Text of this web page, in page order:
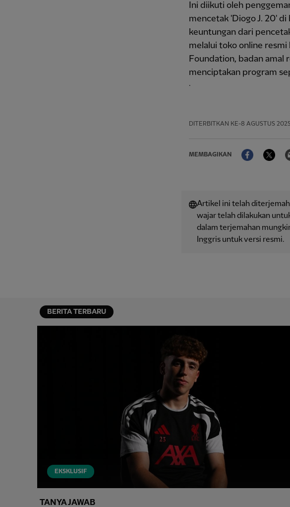
Ini diikuti oleh
mencetak 'Diogo J. 20' di
keuntungan dari
melalui toko online resmi
Foundation, badan amal
menciptakan program
.
DITERBITKAN KE-8 AGUSTUS 2025
MEMBAGIKAN
Facebook
Artikel ini telah
wajar telah dilakukan
dalam terjemahan
Inggris untuk versi resmi.
BERITA TERBARU
EKSKLUSIF
TANYA JAWAB